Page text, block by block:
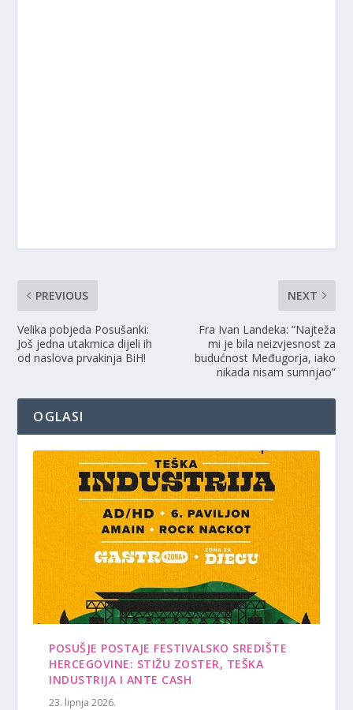
PREVIOUS
Velika pobjeda Posušanki:
Još jedna utakmica dijeli ih
od naslova prvakinja BiH!
NEXT
Fra Ivan Landeka: “Najteža
mi je bila neizvjesnost za
budućnost Međugorja, iako
nikada nisam sumnjao”
OGLASI
POSUŠJE POSTAJE FESTIVALSKO SREDIŠTE
HERCEGOVINE: STIŽU ZOSTER, TEŠKA
INDUSTRIJA I ANTE CASH
23. lipnja 2026.